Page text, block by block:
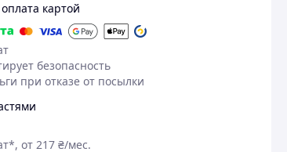
картой
безопасность
при отказе от посылки
от 217 ₴/мес.
22.10.2025
Т.
на Prom.ua
якість.'